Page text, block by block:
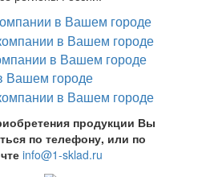
продукции Вы
по телефону, или по
info@1-sklad.ru